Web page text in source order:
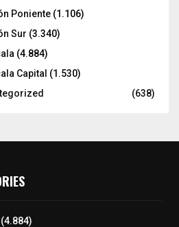
Poniente (1.106)
Sur (3.340)
(4.884)
Capital (1.530)
(638)
(4.884)